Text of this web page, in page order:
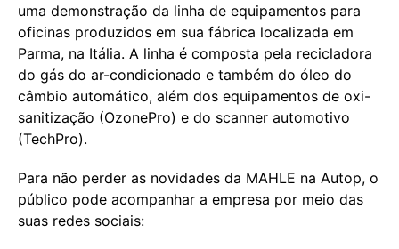
uma demonstração da linha de equipamentos para
oficinas produzidos em sua fábrica localizada em
Parma, na Itália. A linha é composta pela recicladora
do gás do ar-condicionado e também do óleo do
câmbio automático, além dos equipamentos de oxi-
sanitização (OzonePro) e do scanner automotivo
(TechPro).
Para não perder as novidades da MAHLE na Autop, o
público pode acompanhar a empresa por meio das
suas redes sociais: